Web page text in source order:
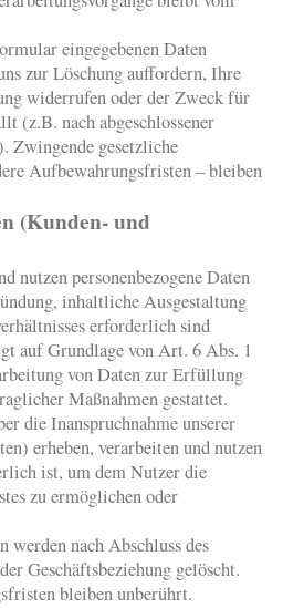
eingegebenen Daten
zur Löschung auffordern, Ihre
widerrufen oder der Zweck für
(z.B. nach abgeschlossener
Zwingende gesetzliche
Aufbewahrungsfristen – bleiben
(Kunden- und
nutzen personenbezogene Daten
inhaltliche Ausgestaltung
erforderlich sind
auf Grundlage von Art. 6 Abs. 1
von Daten zur Erfüllung
Maßnahmen gestattet.
die Inanspruchnahme unserer
erheben, verarbeiten und nutzen
ist, um dem Nutzer die
zu ermöglichen oder
werden nach Abschluss des
Geschäftsbeziehung gelöscht.
bleiben unberührt.